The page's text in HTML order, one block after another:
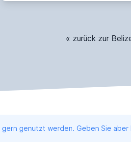
« zurück zur
genutzt werden. Geben Sie